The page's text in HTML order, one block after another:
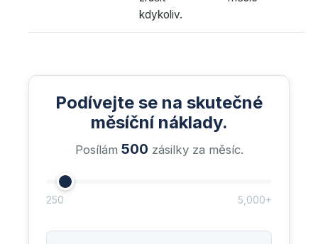
kdykoliv.
Podívejte se na skutečné
měsíční náklady.
Posílám 500 zásilky za měsíc.
250 5,000+